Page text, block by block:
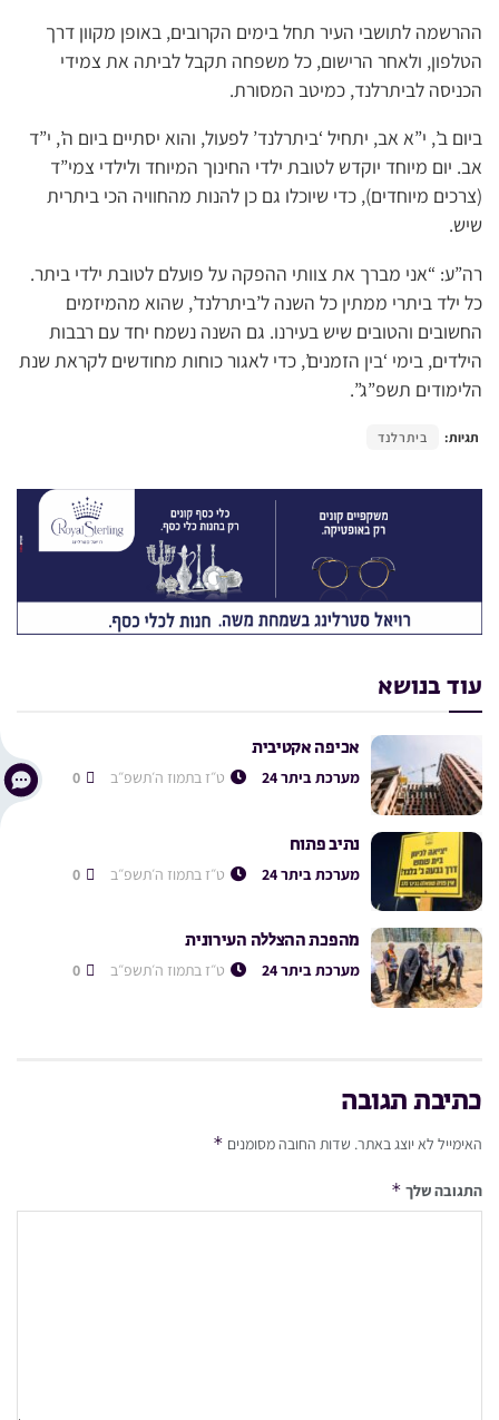
ההרשמה לתושבי העיר תחל בימים הקרובים, באופן מקוון דרך
הטלפון, ולאחר הרישום, כל משפחה תקבל לביתה את צמידי
הכניסה לביתרלנד, כמיטב המסורת.
ביום ב’, י”א אב, יתחיל ‘ביתרלנד’ לפעול, והוא יסתיים ביום ה’, י”ד
אב. יום מיוחד יוקדש לטובת ילדי החינוך המיוחד ולילדי צמי”ד
(צרכים מיוחדים), כדי שיוכלו גם כן להנות מהחוויה הכי ביתרית
שיש.
רה”ע: “אני מברך את צוותי ההפקה על פועלם לטובת ילדי ביתר.
כל ילד ביתרי ממתין כל השנה ל’ביתרלנד’, שהוא מהמיזמים
החשובים והטובים שיש בעירנו. גם השנה נשמח יחד עם רבבות
הילדים, בימי ‘בין הזמנים’, כדי לאגור כוחות מחודשים לקראת שנת
הלימודים תשפ”ג”.
תגיות: ביתרלנד
עוד בנושא
אכיפה אקטיבית
מערכת ביתר 24 ט״ז בתמוז ה׳תשפ״ב
נתיב פתוח
מערכת ביתר 24 ט״ז בתמוז ה׳תשפ״ב
מהפכת ההצללה העירונית
מערכת ביתר 24 ט״ז בתמוז ה׳תשפ״ב
כתיבת תגובה
האימייל לא יוצג באתר. שדות החובה מסומנים *
התגובה שלך *